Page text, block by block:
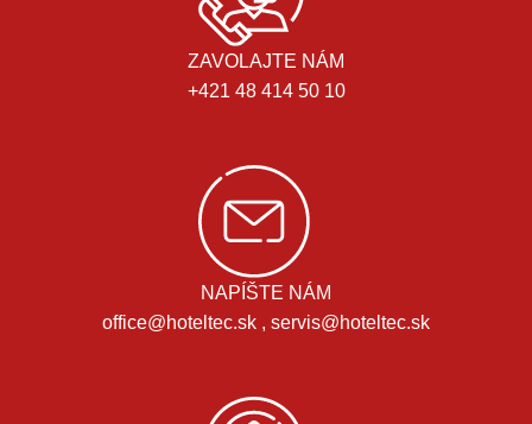
ZAVOLAJTE NÁM
+421 48 414 50 10
NAPÍŠTE NÁM
office@hoteltec.sk , servis@hoteltec.sk